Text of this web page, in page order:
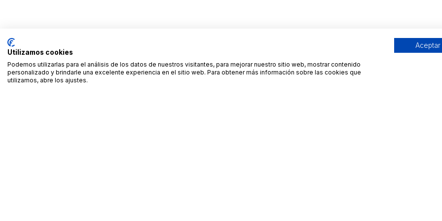
Utilizamos cookies
Podemos utilizarlas para el análisis de los datos de nuestros visitantes, para mejorar nuestro sitio web, mostrar contenido
personalizado y brindarle una excelente experiencia en el sitio web. Para obtener más información sobre las cookies que
utilizamos, abre los ajustes.